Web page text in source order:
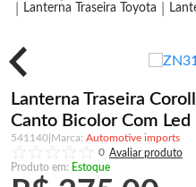
Lanterna Traseira Toyota
Lanterna Traseira
Canto Bicolor Com Led
541140
Automotive imports
0
Produto em: Estoque